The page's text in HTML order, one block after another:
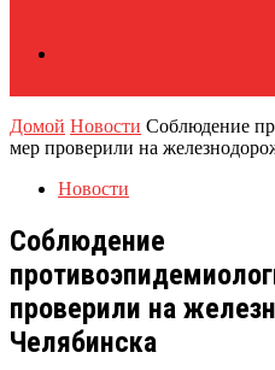
Домой Новости Соблюдение
мер проверили на
Новости
Соблюдение
проверили на
Челябинска